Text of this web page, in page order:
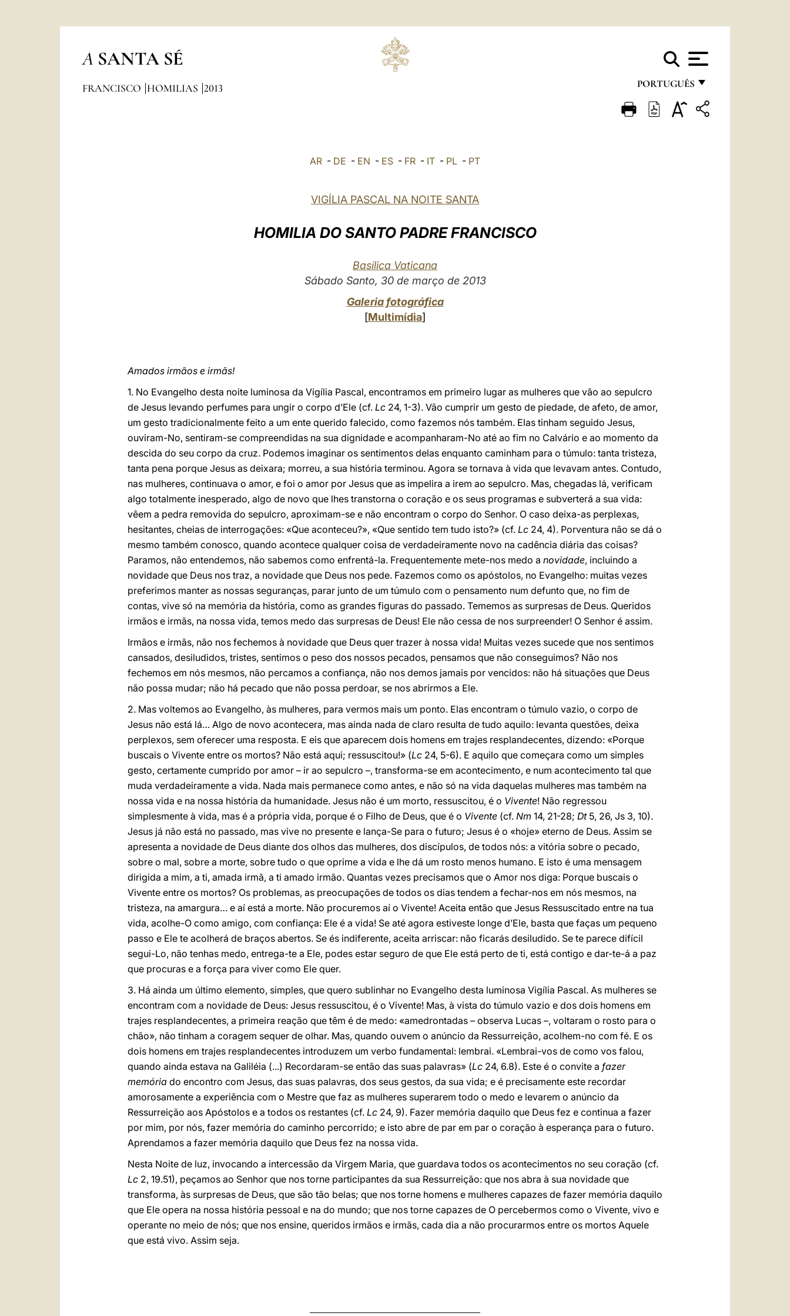
A SANTA SÉ
PORTUGUÊS
FRANÇAIS
FRANCISCO HOMILIAS 2013
AR - DE - EN - ES - FR - IT - PL - PT
VIGÍLIA PASCAL NA NOITE SANTA
HOMILIA DO SANTO PADRE FRANCISCO
Basílica Vaticana
Sábado Santo, 30 de março de 2013
Galeria fotográfica
[Multimídia]
Amados irmãos e irmãs!
1. No Evangelho desta noite luminosa da Vigília Pascal, encontramos em primeiro lugar as mulheres que vão ao sepulcro
de Jesus levando perfumes para ungir o corpo d’Ele (cf. Lc 24, 1-3). Vão cumprir um gesto de piedade, de afeto, de amor,
um gesto tradicionalmente feito a um ente querido falecido, como fazemos nós também. Elas tinham seguido Jesus,
ouviram-No, sentiram-se compreendidas na sua dignidade e acompanharam-No até ao fim no Calvário e ao momento da
descida do seu corpo da cruz. Podemos imaginar os sentimentos delas enquanto caminham para o túmulo: tanta tristeza,
tanta pena porque Jesus as deixara; morreu, a sua história terminou. Agora se tornava à vida que levavam antes. Contudo,
nas mulheres, continuava o amor, e foi o amor por Jesus que as impelira a irem ao sepulcro. Mas, chegadas lá, verificam
algo totalmente inesperado, algo de novo que lhes transtorna o coração e os seus programas e subverterá a sua vida:
vêem a pedra removida do sepulcro, aproximam-se e não encontram o corpo do Senhor. O caso deixa-as perplexas,
hesitantes, cheias de interrogações: «Que aconteceu?», «Que sentido tem tudo isto?» (cf. Lc 24, 4). Porventura não se dá o
mesmo também conosco, quando acontece qualquer coisa de verdadeiramente novo na cadência diária das coisas?
Paramos, não entendemos, não sabemos como enfrentá-la. Frequentemente mete-nos medo a novidade, incluindo a
novidade que Deus nos traz, a novidade que Deus nos pede. Fazemos como os apóstolos, no Evangelho: muitas vezes
preferimos manter as nossas seguranças, parar junto de um túmulo com o pensamento num defunto que, no fim de
contas, vive só na memória da história, como as grandes figuras do passado. Tememos as surpresas de Deus. Queridos
irmãos e irmãs, na nossa vida, temos medo das surpresas de Deus! Ele não cessa de nos surpreender! O Senhor é assim.
Irmãos e irmãs, não nos fechemos à novidade que Deus quer trazer à nossa vida! Muitas vezes sucede que nos sentimos
cansados, desiludidos, tristes, sentimos o peso dos nossos pecados, pensamos que não conseguimos? Não nos
fechemos em nós mesmos, não percamos a confiança, não nos demos jamais por vencidos: não há situações que Deus
não possa mudar; não há pecado que não possa perdoar, se nos abrirmos a Ele.
2. Mas voltemos ao Evangelho, às mulheres, para vermos mais um ponto. Elas encontram o túmulo vazio, o corpo de
Jesus não está lá… Algo de novo acontecera, mas ainda nada de claro resulta de tudo aquilo: levanta questões, deixa
perplexos, sem oferecer uma resposta. E eis que aparecem dois homens em trajes resplandecentes, dizendo: «Porque
buscais o Vivente entre os mortos? Não está aqui; ressuscitou!» (Lc 24, 5-6). E aquilo que começara como um simples
gesto, certamente cumprido por amor – ir ao sepulcro –, transforma-se em acontecimento, e num acontecimento tal que
muda verdadeiramente a vida. Nada mais permanece como antes, e não só na vida daquelas mulheres mas também na
nossa vida e na nossa história da humanidade. Jesus não é um morto, ressuscitou, é o Vivente! Não regressou
simplesmente à vida, mas é a própria vida, porque é o Filho de Deus, que é o Vivente (cf. Nm 14, 21-28; Dt5, 26, Js 3, 10).
Jesus já não está no passado, mas vive no presente e lança-Se para o futuro; Jesus é o «hoje» eterno de Deus. Assim se
apresenta a novidade de Deus diante dos olhos das mulheres, dos discípulos, de todos nós: a vitória sobre o pecado,
sobre o mal, sobre a morte, sobre tudo o que oprime a vida e lhe dá um rosto menos humano. E isto é uma mensagem
dirigida a mim, a ti, amada irmã, a ti amado irmão. Quantas vezes precisamos que o Amor nos diga: Porque buscais o
Vivente entre os mortos? Os problemas, as preocupações de todos os dias tendem a fechar-nos em nós mesmos, na
tristeza, na amargura… e aí está a morte. Não procuremos aí o Vivente! Aceita então que Jesus Ressuscitado entre na tua
vida, acolhe-O como amigo, com confiança: Ele é a vida! Se até agora estiveste longe d’Ele, basta que faças um pequeno
passo e Ele te acolherá de braços abertos. Se és indiferente, aceita arriscar: não ficarás desiludido. Se te parece difícil
segui-Lo, não tenhas medo, entrega-te a Ele, podes estar seguro de que Ele está perto de ti, está contigo e dar-te-á a paz
que procuras e a força para viver como Ele quer.
3. Há ainda um último elemento, simples, que quero sublinhar no Evangelho desta luminosa Vigília Pascal. As mulheres se
encontram com a novidade de Deus: Jesus ressuscitou, é o Vivente! Mas, à vista do túmulo vazio e dos dois homens em
trajes resplandecentes, a primeira reação que têm é de medo: «amedrontadas – observa Lucas –, voltaram o rosto para o
chão», não tinham a coragem sequer de olhar. Mas, quando ouvem o anúncio da Ressurreição, acolhem-no com fé. E os
dois homens em trajes resplandecentes introduzem um verbo fundamental: lembrai. «Lembrai-vos de como vos falou,
quando ainda estava na Galiléia (...) Recordaram-se então das suas palavras» (Lc 24, 6.8). Este é o convite a fazer
memória do encontro com Jesus, das suas palavras, dos seus gestos, da sua vida; e é precisamente este recordar
amorosamente a experiência com o Mestre que faz as mulheres superarem todo o medo e levarem o anúncio da
Ressurreição aos Apóstolos e a todos os restantes (cf. Lc 24, 9). Fazer memória daquilo que Deus fez e continua a fazer
por mim, por nós, fazer memória do caminho percorrido; e isto abre de par em par o coração à esperança para o futuro.
Aprendamos a fazer memória daquilo que Deus fez na nossa vida.
Nesta Noite de luz, invocando a intercessão da Virgem Maria, que guardava todos os acontecimentos no seu coração (cf.
Lc 2, 19.51), peçamos ao Senhor que nos torne participantes da sua Ressurreição: que nos abra à sua novidade que
transforma, às surpresas de Deus, que são tão belas; que nos torne homens e mulheres capazes de fazer memória daquilo
que Ele opera na nossa história pessoal e na do mundo; que nos torne capazes de O percebermos como o Vivente, vivo e
operante no meio de nós; que nos ensine, queridos irmãos e irmãs, cada dia a não procurarmos entre os mortos Aquele
que está vivo. Assim seja.